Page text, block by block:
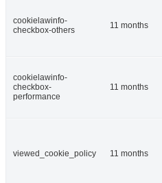
cookielawinfo-
checkbox-others
11 months
cookielawinfo-
checkbox-
performance
11 months
viewed_cookie_policy 11 months